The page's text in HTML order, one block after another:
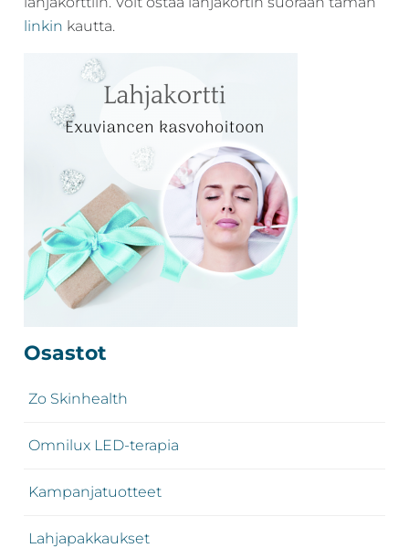
Gernétic,
Revitalash,
Iredale,
Heliocare
linkin kautta.
Ensisijainen
Osastot
Zo Skinhealth
Omnilux LED-terapia
Kampanjatuotteet
Lahjapakkaukset